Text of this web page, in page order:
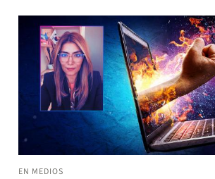
EN MEDIOS